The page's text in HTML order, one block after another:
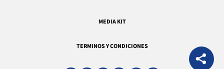
MEDIA KIT
TERMINOS Y CONDICIONES